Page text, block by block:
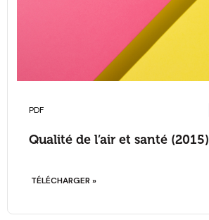
PDF
Qualité de l’air et santé (2015)
TÉLÉCHARGER »